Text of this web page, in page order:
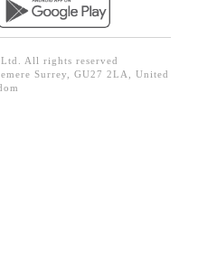
All rights reserved
Surrey, GU27 2LA, United